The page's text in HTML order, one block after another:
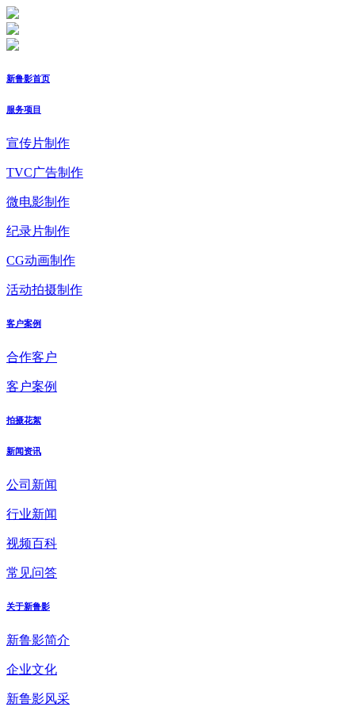
新鲁影首页
服务项目
宣传片制作
TVC广告制作
微电影制作
纪录片制作
CG动画制作
活动拍摄制作
客户案例
合作客户
客户案例
拍摄花絮
新闻资讯
公司新闻
行业新闻
视频百科
常见问答
关于新鲁影
新鲁影简介
企业文化
新鲁影风采